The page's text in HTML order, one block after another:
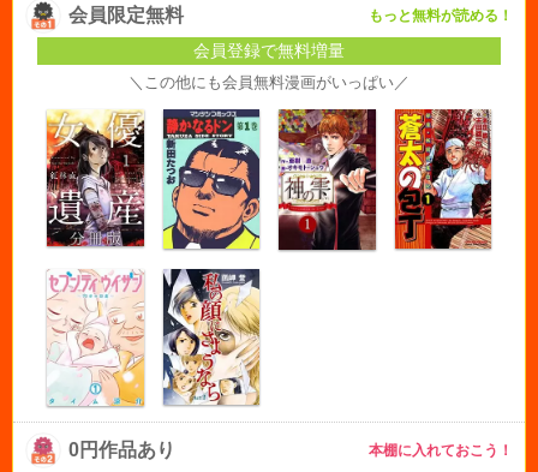
会員限定無料 もっと無料が読める！
会員登録で無料増量
＼この他にも会員無料漫画がいっぱい／
0円作品あり 本棚に入れておこう！